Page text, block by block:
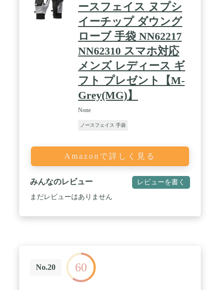
ースフェイス ヌプシ
イーチップ ダウング
ローブ 手袋 NN62217
NN62310 スマホ対応
メンズ レディース ギ
フト プレゼント【M-
Grey(MG)】
None
ノースフェイス 手袋
Amazonで詳しく見る
みんなのレビュー レビューを書く
まだレビューはありません
No.20 60